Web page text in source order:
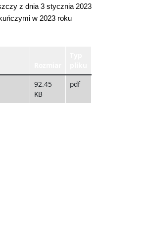
z dnia 3 stycznia 2023
w 2023 roku
92.45
KB
pdf